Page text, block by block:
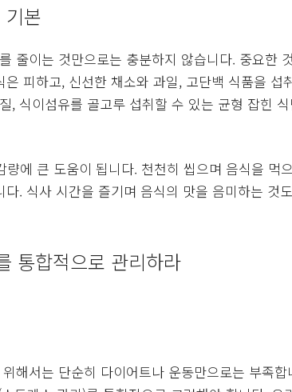
본
줄이는 것만으로는 충분하지 않습니다. 중요한
피하고, 신선한 채소와 과일, 고단백 식품을 섭
, 식이섬유를 골고루 섭취할 수 있는 균형 잡힌
에 큰 도움이 됩니다. 천천히 씹으며 음식을 먹
. 식사 시간을 즐기며 음식의 맛을 음미하는 것
통합적으로 관리하라
해서는 단순히 다이어트나 운동만으로는 부족